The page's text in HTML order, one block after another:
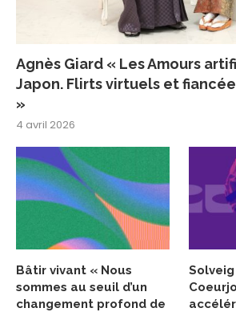
Agnès Giard « Les Amours
Japon. Flirts virtuels et
»
4 avril 2026
Bâtir vivant « Nous
sommes au seuil d’un
changement profond de